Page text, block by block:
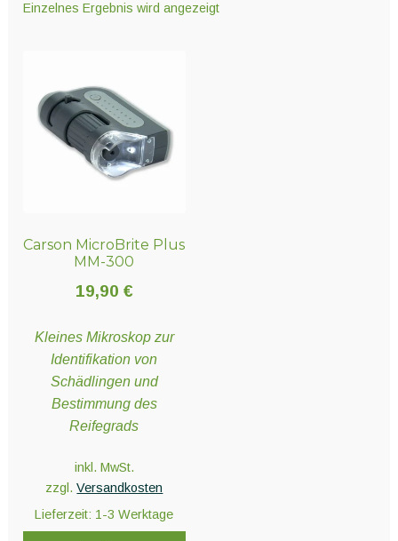
Hydro- und Aeroponiksyteme
Erden und Substrate
Töpfe und Pflanzbehälter
Pflanzenschutz und Biozide
Saatgut
Einzelnes Ergebnis wird angezeigt
Carson MicroBrite Plus
MM-300
19,90 €
Kleines Mikroskop zur
Identifikation von
Schädlingen und
Bestimmung des
Reifegrads
inkl. MwSt.
zzgl.Versandkosten
Lieferzeit: 1-3 Werktage